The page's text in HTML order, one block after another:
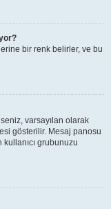
bir renk belirler, ve bu
varsayılan olarak
gösterilir. Mesaj panosu
grubunuzu